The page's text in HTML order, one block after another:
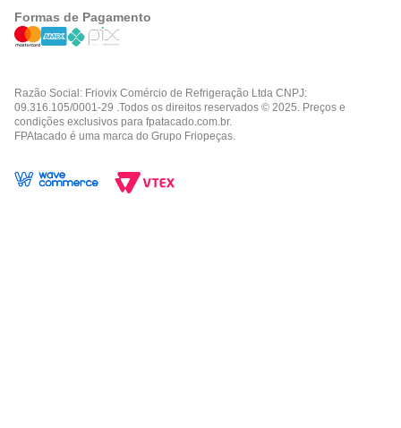
Formas de Pagamento
Razão Social: Friovix Comércio de Refrigeração Ltda CNPJ:
09.316.105/0001-29 .Todos os direitos reservados © 2025. Preços e
condições exclusivos para fpatacado.com.br.
FPAtacado é uma marca do Grupo Friopeças.